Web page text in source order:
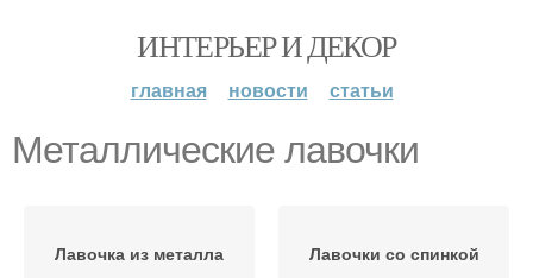
ИНТЕРЬЕР И ДЕКОР
главная новости статьи
Металлические лавочки
Лавочка из металла Лавочки со спинкой